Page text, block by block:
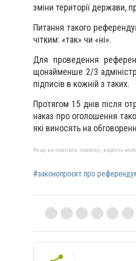
зміни території держави,
Питання такого
чітким: «так» чи «ні».
Для проведення
щонайменше 2/3
підписів в кожній з таких.
Протягом 15 днів після
наказ про оголошення
які виносять на
Якщо ви помітили помилку, виділіть
#законопроєкт про